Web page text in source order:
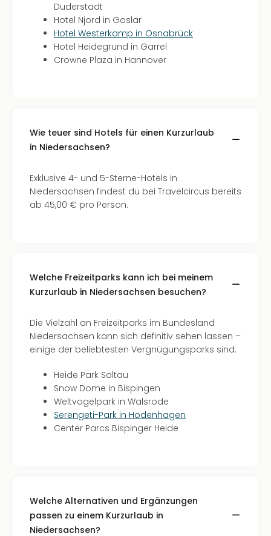
Duderstadt
Hotel Njord in Goslar
Hotel Westerkamp in Osnabrück
Hotel Heidegrund in Garrel
Crowne Plaza in Hannover
Wie teuer sind Hotels für einen Kurzurlaub
in Niedersachsen?
Exklusive 4- und 5-Sterne-Hotels in
Niedersachsen findest du bei Travelcircus bereits
ab 45,00 € pro Person.
Welche Freizeitparks kann ich bei meinem
Kurzurlaub in Niedersachsen besuchen?
Die Vielzahl an Freizeitparks im Bundesland
Niedersachsen kann sich definitiv sehen lassen –
einige der beliebtesten Vergnügungsparks sind:
Heide Park Soltau
Snow Dome in Bispingen
Weltvogelpark in Walsrode
Serengeti-Park in Hodenhagen
Center Parcs Bispinger Heide
Welche Alternativen und Ergänzungen
passen zu einem Kurzurlaub in
Niedersachsen?